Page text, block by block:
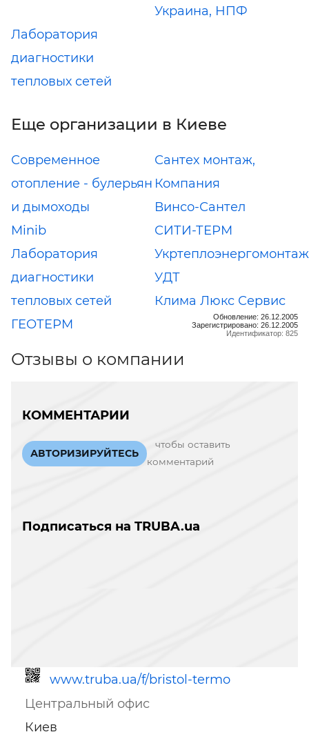
Украина, НПФ
Лаборатория
диагностики
тепловых сетей
Еще организации в Киеве
Современное
отопление - булерьян
и дымоходы
Сантех монтаж,
Компания
Винсо-Сантел
Minib
СИТИ-ТЕРМ
Лаборатория
диагностики
тепловых сетей
Укртеплоэнергомонтаж
УДТ
Клима Люкс Сервис
ГЕОТЕРМ
Обновление: 26.12.2005
Зарегистрировано: 26.12.2005
Идентификатор: 825
Отзывы о компании
КОММЕНТАРИИ
АВТОРИЗИРУЙТЕСЬ
чтобы оставить
комментарий
Подписаться на TRUBA.ua
www.truba.ua/f/bristol-termo
Центральный офис
Киев